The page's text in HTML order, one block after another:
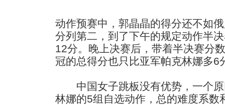
动作预赛中，郭晶晶的得分还不如
分列第二，到了下午的规定动作半
12分。晚上决赛后，带着半决赛分
冠的总得分也只比亚军帕克林娜多6
中国女子跳板没有优势，一个原
林娜的5组自选动作，总的难度系数